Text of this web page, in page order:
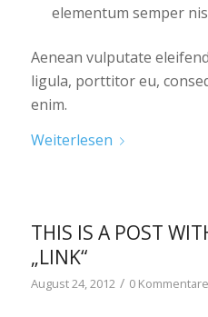
elementum semper
Aenean vulputate
ligula, porttitor eu,
enim.
Weiterlesen
THIS IS A POST
„LINK“
August 24, 2012 / 0 Kommentare